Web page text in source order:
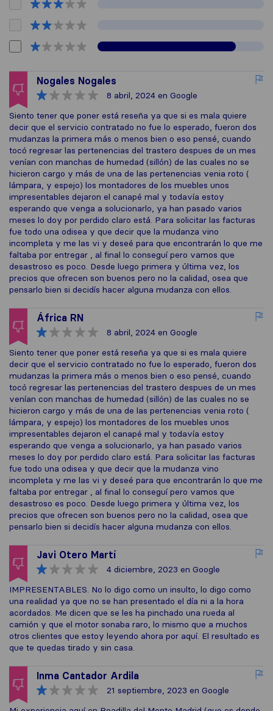
Nogales Nogales
8 abril, 2024 en Google
Siento tener que poner está reseña ya que si es mala quiere
decir que el servicio contratado no fue lo esperado, fueron dos
mudanzas la primera más o menos bien o eso pensé, cuando
tocó regresar las pertenencias del trastero despues de un mes
venían con manchas de humedad (sillón) de las cuales no se
hicieron cargo y más de una de las pertenencias venia roto (
lámpara, y espejo) los montadores de los muebles unos
impresentables dejaron el canapé mal y todavía estoy
esperando que venga a solucionarlo, ya han pasado varios
meses lo doy por perdido claro está. Para solicitar las facturas
fue todo una odisea y que decir que la mudanza vino
incompleta y me las vi y deseé para que encontrarán lo que me
faltaba por entregar , al final lo conseguí pero vamos que
desastroso es poco. Desde luego primera y última vez, los
precios que ofrecen son buenos pero no la calidad, osea que
pensarlo bien si decidís hacer alguna mudanza con ellos.
África RN
8 abril, 2024 en Google
Siento tener que poner está reseña ya que si es mala quiere
decir que el servicio contratado no fue lo esperado, fueron dos
mudanzas la primera más o menos bien o eso pensé, cuando
tocó regresar las pertenencias del trastero despues de un mes
venían con manchas de humedad (sillón) de las cuales no se
hicieron cargo y más de una de las pertenencias venia roto (
lámpara, y espejo) los montadores de los muebles unos
impresentables dejaron el canapé mal y todavía estoy
esperando que venga a solucionarlo, ya han pasado varios
meses lo doy por perdido claro está. Para solicitar las facturas
fue todo una odisea y que decir que la mudanza vino
incompleta y me las vi y deseé para que encontrarán lo que me
faltaba por entregar , al final lo conseguí pero vamos que
desastroso es poco. Desde luego primera y última vez, los
precios que ofrecen son buenos pero no la calidad, osea que
pensarlo bien si decidís hacer alguna mudanza con ellos.
Javi Otero Martí
4 diciembre, 2023 en Google
IMPRESENTABLES. No lo digo como un insulto, lo digo como
una realidad ya que no se han presentado el día ni a la hora
acordados. Me dicen que se les ha pinchado una rueda al
camión y que el motor sonaba raro, lo mismo que a muchos
otros clientes que estoy leyendo ahora por aquí. El resultado es
que te quedas tirado y sin casa.
Inma Cantador Ardila
21 septiembre, 2023 en Google